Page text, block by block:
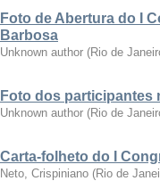
Foto de Abertura do I
Barbosa
Unknown author (Rio de
Foto dos participantes
Unknown author (Rio de
Carta-folheto do I
Neto, Crispiniano (Rio de